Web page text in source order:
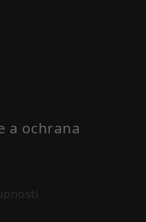
a ochrana